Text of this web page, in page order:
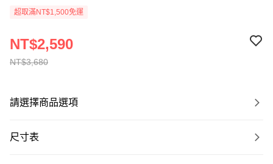
超取滿NT$1,500免運
NT$3,680
NT$2,590
請選擇商品選項
尺寸表